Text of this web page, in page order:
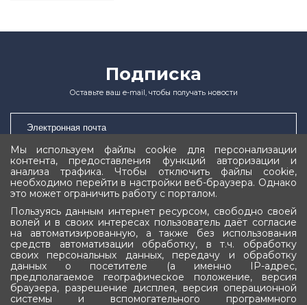
Подписка
Оставьте ваш e-mail, чтобы получать новости
Подписаться
Государственное Собрание (Ил Тумэн)
Республики Саха (Якутия)
Мы используем файлы cookie для персонализации
контента, предоставления функций авторизации и
анализа трафика. Чтобы отключить файлы cookie,
необходимо перейти в настройки веб-браузера. Однако
это может ограничить работу с порталом.
Пользуясь данным интернет ресурсом, свободно своей
волей и в своих интересах пользователь даёт согласие
на автоматизированную, а также без использования
средств автоматизации обработку, в т.ч. обработку
своих персональных данных, передачу и обработку
данных о посетителе (а именно IP-адрес,
предполагаемое географическое положение, версия
браузера, разрешение дисплея, версия операционной
системы и вспомогательного программного